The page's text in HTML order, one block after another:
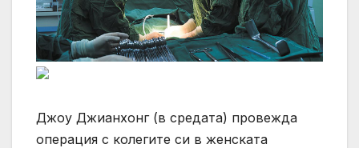
Джоу Джианхонг (в средата) провежда
операция с колегите си в женската